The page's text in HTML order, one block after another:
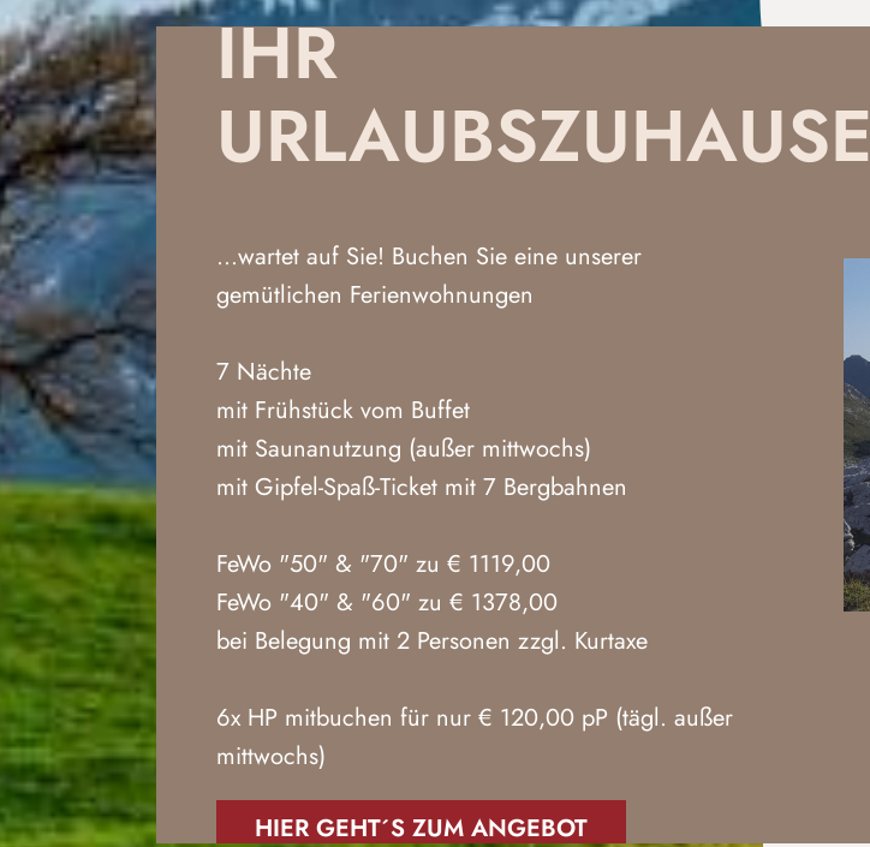
IHR
URLAUBSZUHAUSE
...wartet auf Sie! Buchen Sie eine unserer
gemütlichen Ferienwohnungen
7 Nächte
mit Frühstück vom Buffet
mit Saunanutzung (außer mittwochs)
mit Gipfel-Spaß-Ticket mit 7 Bergbahnen
FeWo "50" & "70" zu € 1119,00
FeWo "40" & "60" zu € 1378,00
bei Belegung mit 2 Personen zzgl. Kurtaxe
6x HP mitbuchen für nur € 120,00 pP (tägl. außer
mittwochs)
HIER GEHT´S ZUM ANGEBOT